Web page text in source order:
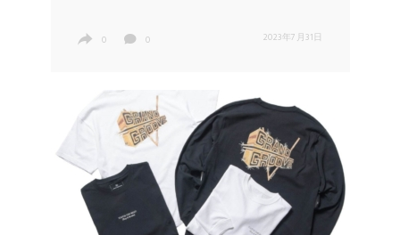
0 0 2023年7月31日